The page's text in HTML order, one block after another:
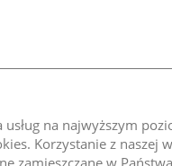
usług na najwyższym
Korzystanie z naszej
zamieszczane w